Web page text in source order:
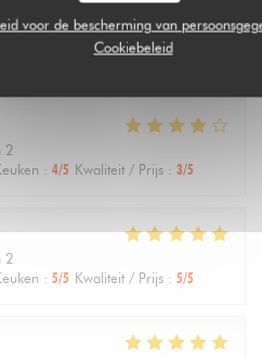
voor de bescherming van
Cookiebeleid
et compétent. Plats
de saison. Bonne carte de
2
: 4/5 Kwaliteit / Prijs : 3/5
2
: 5/5 Kwaliteit / Prijs : 5/5